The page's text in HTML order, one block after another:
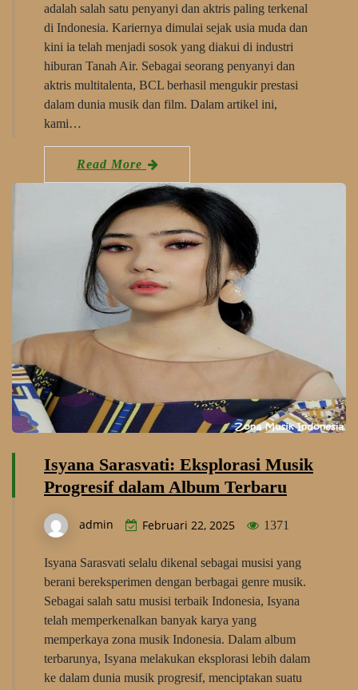
adalah salah satu penyanyi dan aktris paling terkenal
di Indonesia. Kariernya dimulai sejak usia muda dan
kini ia telah menjadi sosok yang diakui di industri
hiburan Tanah Air. Sebagai seorang penyanyi dan
aktris multitalenta, BCL berhasil mengukir prestasi
dalam dunia musik dan film. Dalam artikel ini,
kami…
Read More
Isyana Sarasvati: Eksplorasi Musik
Progresif dalam Album Terbaru
admin Februari 22, 2025 1371
Isyana Sarasvati selalu dikenal sebagai musisi yang
berani bereksperimen dengan berbagai genre musik.
Sebagai salah satu musisi terbaik Indonesia, Isyana
telah memperkenalkan banyak karya yang
memperkaya zona musik Indonesia. Dalam album
terbarunya, Isyana melakukan eksplorasi lebih dalam
ke dalam dunia musik progresif, menciptakan suatu